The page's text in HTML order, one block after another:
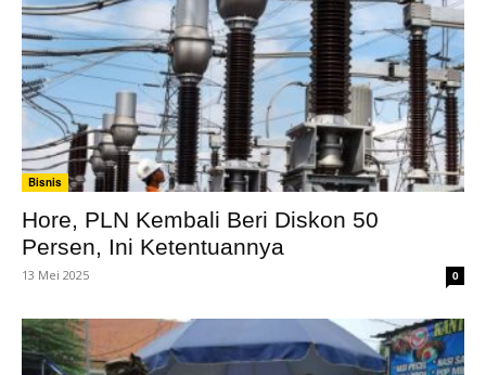
Bisnis
Hore, PLN Kembali Beri Diskon 50
Persen, Ini Ketentuannya
13 Mei 2025 0